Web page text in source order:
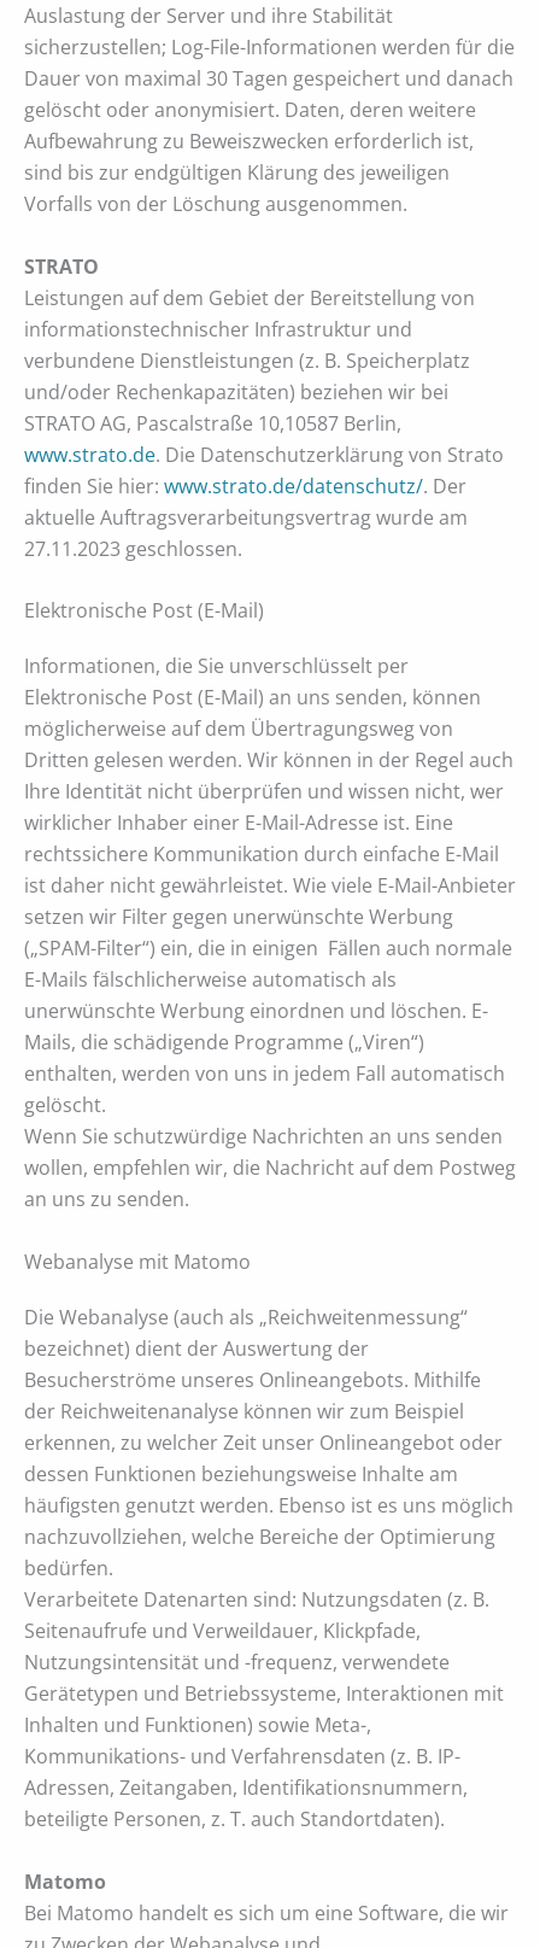
Auslastung der Server und ihre Stabilität
sicherzustellen; Log-File-Informationen werden für die
Dauer von maximal 30 Tagen gespeichert und danach
gelöscht oder anonymisiert. Daten, deren weitere
Aufbewahrung zu Beweiszwecken erforderlich ist,
sind bis zur endgültigen Klärung des jeweiligen
Vorfalls von der Löschung ausgenommen.
STRATO
Leistungen auf dem Gebiet der Bereitstellung von
informationstechnischer Infrastruktur und
verbundene Dienstleistungen (z. B. Speicherplatz
und/oder Rechenkapazitäten) beziehen wir bei
STRATO AG, Pascalstraße 10,10587 Berlin,
www.strato.de. Die Datenschutzerklärung von Strato
finden Sie hier: www.strato.de/datenschutz/. Der
aktuelle Auftragsverarbeitungsvertrag wurde am
27.11.2023 geschlossen.
Elektronische Post (E-Mail)
Informationen, die Sie unverschlüsselt per
Elektronische Post (E-Mail) an uns senden, können
möglicherweise auf dem Übertragungsweg von
Dritten gelesen werden. Wir können in der Regel auch
Ihre Identität nicht überprüfen und wissen nicht, wer
wirklicher Inhaber einer E-Mail-Adresse ist. Eine
rechtssichere Kommunikation durch einfache E-Mail
ist daher nicht gewährleistet. Wie viele E-Mail-Anbieter
setzen wir Filter gegen unerwünschte Werbung
(„SPAM-Filter“) ein, die in einigen Fällen auch normale
E-Mails fälschlicherweise automatisch als
unerwünschte Werbung einordnen und löschen. E-
Mails, die schädigende Programme („Viren“)
enthalten, werden von uns in jedem Fall automatisch
gelöscht.
Wenn Sie schutzwürdige Nachrichten an uns senden
wollen, empfehlen wir, die Nachricht auf dem Postweg
an uns zu senden.
Webanalyse mit Matomo
Die Webanalyse (auch als „Reichweitenmessung“
bezeichnet) dient der Auswertung der
Besucherströme unseres Onlineangebots. Mithilfe
der Reichweitenanalyse können wir zum Beispiel
erkennen, zu welcher Zeit unser Onlineangebot oder
dessen Funktionen beziehungsweise Inhalte am
häufigsten genutzt werden. Ebenso ist es uns möglich
nachzuvollziehen, welche Bereiche der Optimierung
bedürfen.
Verarbeitete Datenarten sind: Nutzungsdaten (z. B.
Seitenaufrufe und Verweildauer, Klickpfade,
Nutzungsintensität und -frequenz, verwendete
Gerätetypen und Betriebssysteme, Interaktionen mit
Inhalten und Funktionen) sowie Meta-,
Kommunikations- und Verfahrensdaten (z. B. IP-
Adressen, Zeitangaben, Identifikationsnummern,
beteiligte Personen, z. T. auch Standortdaten).
Matomo
Bei Matomo handelt es sich um eine Software, die wir